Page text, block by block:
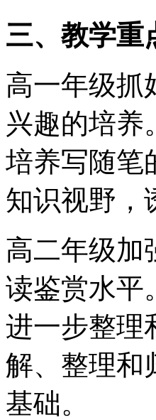
三、教学重
高一年级抓
兴趣的培养
培养写随笔
知识视野，
高二年级加
读鉴赏水平
进一步整理
解、整理和
基础。